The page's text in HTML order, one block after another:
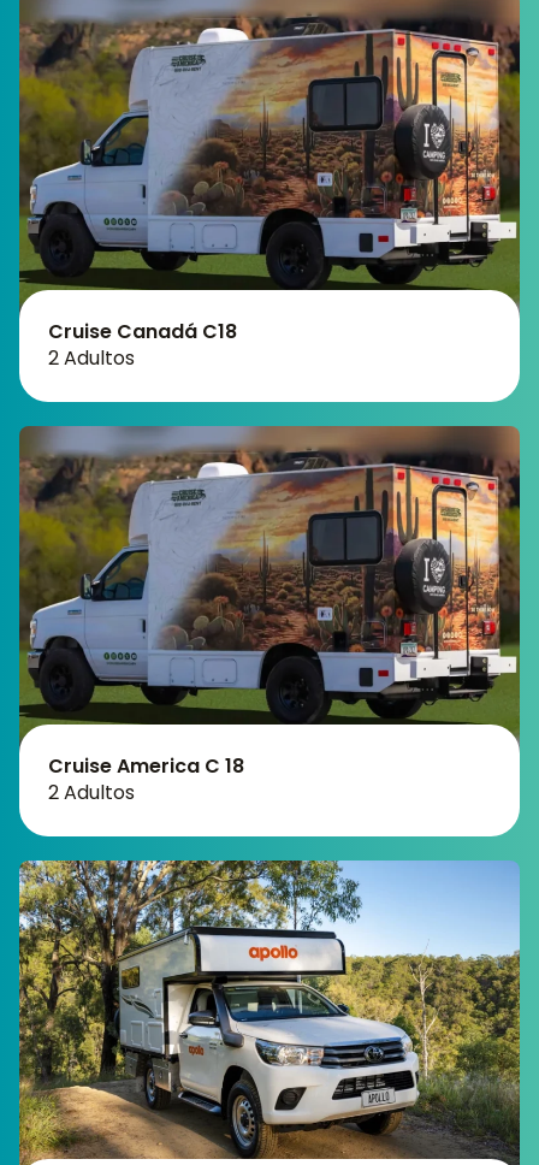
Cruise Canadá C18
2 Adultos
Cruise America C 18
2 Adultos